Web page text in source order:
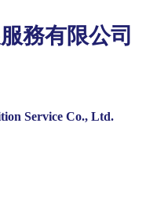
務有限公司
Service Co., Ltd.